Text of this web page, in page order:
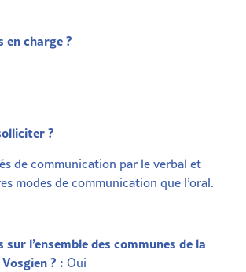
en charge ?
?
de communication par le verbal et
modes de communication que l’oral.
l’ensemble des communes de la
? : Oui